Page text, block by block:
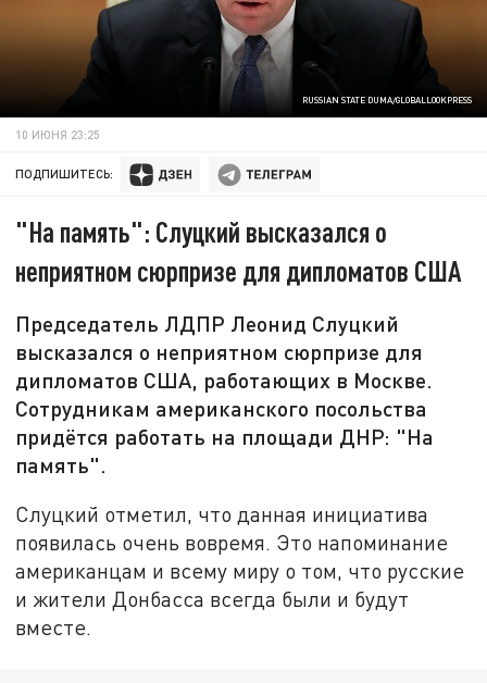
RUSSIAN STATE DUMA/GLOBALLOOKPRESS
10 ИЮНЯ 23:25
ПОДПИШИТЕСЬ:
"На память": Слуцкий высказался о
неприятном сюрпризе для дипломатов США
Председатель ЛДПР Леонид Слуцкий
высказался о неприятном сюрпризе для
дипломатов США, работающих в Москве.
Сотрудникам американского посольства
придётся работать на площади ДНР: "На
память".
Слуцкий отметил, что данная инициатива
появилась очень вовремя. Это напоминание
американцам и всему миру о том, что русские
и жители Донбасса всегда были и будут
вместе.